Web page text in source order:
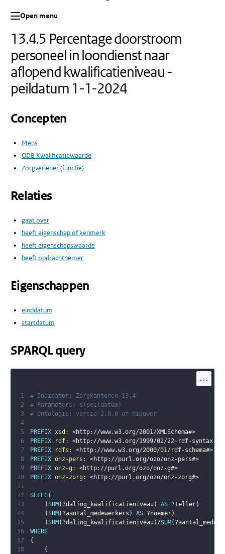
Open menu
13.4.5 Percentage doorstroom
personeel in loondienst naar
aflopend kwalificatieniveau -
peildatum 1-1-2024
Concepten
Mens
ODB Kwalificatiewaarde
Zorgverlener (functie)
Relaties
gaat over
heeft eigenschap of kenmerk
heeft eigenschapswaarde
heeft opdrachtnemer
Eigenschappen
einddatum
startdatum
SPARQL query
...
1
# Indicator: Zorgkantoren 13.4
2
# Parameters: $(peildatum)
3
# Ontologie: versie 2.0.0 of nieuwer
4
5
PREFIX xsd : <http://www.w3.org/2001/XMLSchema#>
6
PREFIX rdf: <http://www.w3.org/1999/02/22-rdf-syntax-
7
PREFIX rdfs : <http://www.w3.org/2000/01/rdf-schema#>
8
PREFIX onz-pers : <http://purl.org/ozo/onz-pers#>
9
PREFIX onz-g : <http://purl.org/ozo/onz-g#>
10
PREFIX onz-zorg : <http://purl.org/ozo/onz-zorg#>
11
12
SELECT
13
(SUM ( ?daling_kwalificatieniveau) AS ?teller)
14
(SUM ( ?aantal_medewerkers ) AS ?noemer)
15
(SUM ( ?daling_kwalificatieniveau) /SUM (
16
WHERE
17
{
18
{